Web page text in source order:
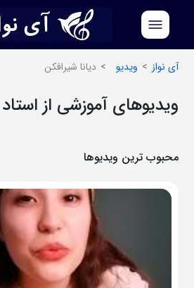
آی نواز
ویدیو دیانا شیرافکن
ویدیوهای آموزشی از
محبوب ترین ویدیوها